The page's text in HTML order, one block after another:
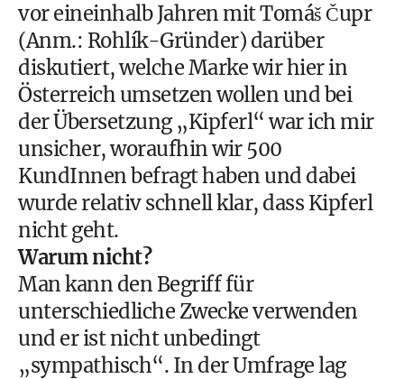
vor eineinhalb Jahren mit Tomáš Čupr
(Anm.: Rohlík-Gründer) darüber
diskutiert, welche Marke wir hier in
Österreich umsetzen wollen und bei
der Übersetzung „Kipferl“ war ich mir
unsicher, woraufhin wir 500
KundInnen befragt haben und dabei
wurde relativ schnell klar, dass Kipferl
nicht geht.
Warum nicht?
Man kann den Begriff für
unterschiedliche Zwecke verwenden
und er ist nicht unbedingt
„sympathisch“. In der Umfrage lag